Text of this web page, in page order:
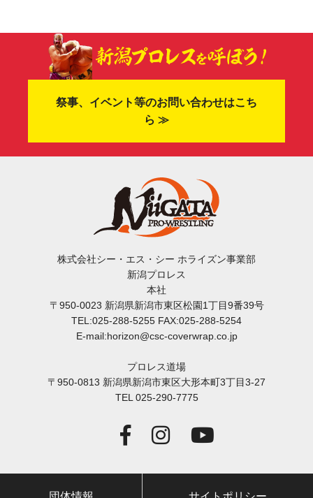
祭事、イベント等のお問い合わせはこち
ら ≫
株式会社シー・エス・シー ホライズン事業部
新潟プロレス
本社
〒950-0023 新潟県新潟市東区松園1丁目9番39号
TEL:025-288-5255 FAX:025-288-5254
E-mail:horizon@csc-coverwrap.co.jp
プロレス道場
〒950-0813 新潟県新潟市東区大形本町3丁目3-27
TEL 025-290-7775